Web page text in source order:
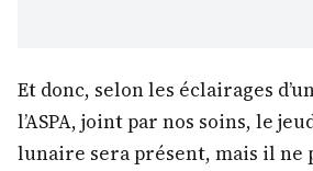
Et donc, selon les éclairages
l’ASPA, joint par nos soins, le
lunaire sera présent, mais il ne